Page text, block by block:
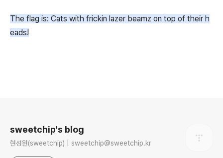
The flag is: Cats with frickin lazer beamz on top of their h
eads!
sweetchip's blog
현성원(sweetchip) | sweetchip@sweetchip.kr